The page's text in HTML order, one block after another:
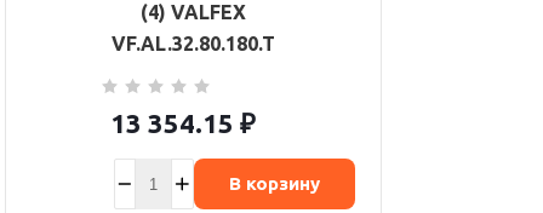
(4) VALFEX
VF.AL.32.80.180.T
13 354.15 ₽
В корзину